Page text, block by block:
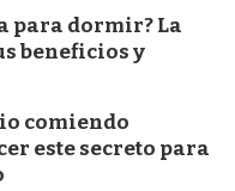
para dormir? La
beneficios y
comiendo
este secreto para